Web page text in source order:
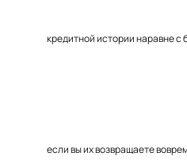
кредитной истории наравне с
если вы их возвращаете